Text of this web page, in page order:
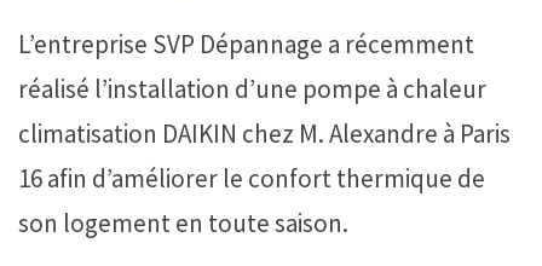
L’entreprise SVP Dépannage a récemment
réalisé l’installation d’une pompe à chaleur
climatisation DAIKIN chez M. Alexandre à Paris
16 afin d’améliorer le confort thermique de
son logement en toute saison.